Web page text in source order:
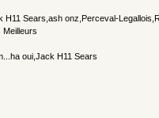
Sears,ash onz,Perceval-
oui,Jack H11 Sears